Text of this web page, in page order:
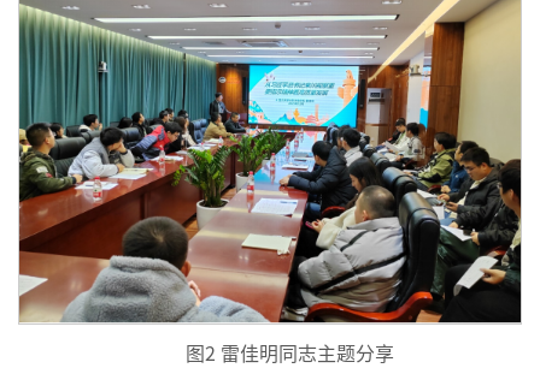
图2 雷佳明同志主题分享